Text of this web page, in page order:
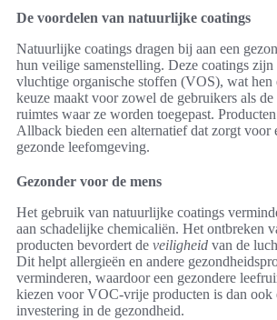
De voordelen van natuurlijke coatings
Natuurlijke coatings dragen bij aan een
hun veilige samenstelling. Deze coatings
vluchtige organische stoffen (VOS), wat hen
keuze maakt voor zowel de gebruikers als
ruimtes waar ze worden toegepast.
Allback bieden een alternatief dat zorgt voor
gezonde leefomgeving.
Gezonder voor de mens
Het gebruik van natuurlijke coatings
aan schadelijke chemicaliën. Het ontbreken
producten bevordert de veiligheid van de
Dit helpt allergieën en andere
verminderen, waardoor een gezondere
kiezen voor VOC-vrije producten is dan ook
investering in de gezondheid.